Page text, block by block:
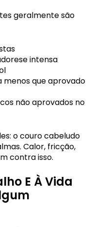
geralmente são
intensa
menos que aprovado
não aprovados no
o couro cabeludo
Calor, fricção,
contra isso.
E À Vida